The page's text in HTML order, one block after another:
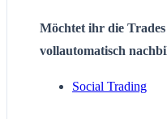
Möchtet ihr die
vollautomatisch
Social Trading